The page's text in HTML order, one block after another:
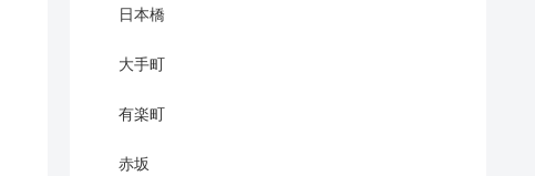
日本橋
大手町
有楽町
赤坂